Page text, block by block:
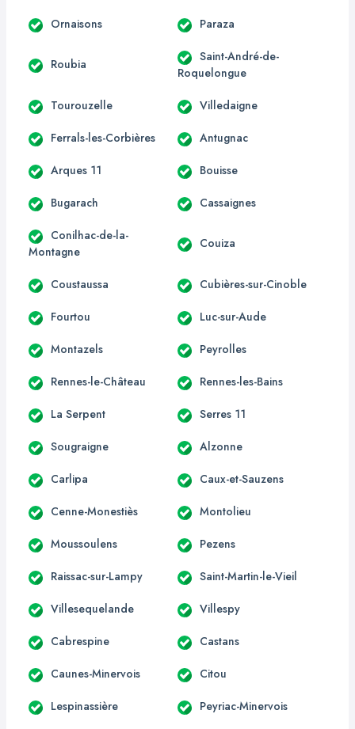
Ornaisons Paraza
Roubia
Saint-André-de-
Roquelongue
Tourouzelle Villedaigne
Ferrals-les-Corbières Antugnac
Arques 11 Bouisse
Bugarach Cassaignes
Conilhac-de-la-
Montagne
Couiza
Coustaussa Cubières-sur-Cinoble
Fourtou Luc-sur-Aude
Montazels Peyrolles
Rennes-le-Château Rennes-les-Bains
La Serpent Serres 11
Sougraigne Alzonne
Carlipa Caux-et-Sauzens
Cenne-Monestiès Montolieu
Moussoulens Pezens
Raissac-sur-Lampy Saint-Martin-le-Vieil
Villesequelande Villespy
Cabrespine Castans
Caunes-Minervois Citou
Lespinassière Peyriac-Minervois